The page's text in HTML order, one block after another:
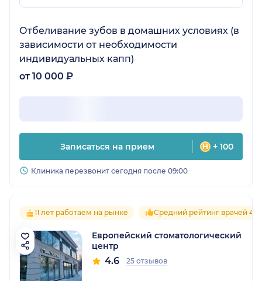
Отбеливание зубов в домашних условиях (в
зависимости от необходимости
индивидуальных капп)
от 10 000 ₽
Записаться на прием + 100
Клиника перезвонит сегодня после 09:00
11 лет работаем на рынке Средний рейтинг врачей 4.6
Европейский стоматологический
центр
4.6 25 отзывов